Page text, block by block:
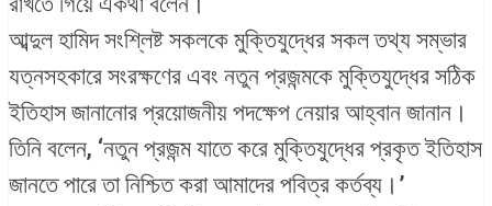
আব্দুল হামিদ সংশ্লিষ্ট সকলকে মুক্তিযুদ্ধের সকল তথ্য সম্ভার
যত্নসহকারে সংরক্ষণের এবং নতুন প্রজন্মকে মুক্তিযুদ্ধের সঠিক
ইতিহাস জানানোর প্রয়োজনীয় পদক্ষেপ নেয়ার আহ্বান জানান।
তিনি বলেন, ‘নতুন প্রজন্ম যাতে করে মুক্তিযুদ্ধের প্রকৃত ইতিহাস
জানতে পারে তা নিশ্চিত করা আমাদের পবিত্র কর্তব্য।’